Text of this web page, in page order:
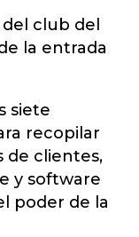
club del
la entrada
siete
recopilar
de clientes,
y software
poder de la